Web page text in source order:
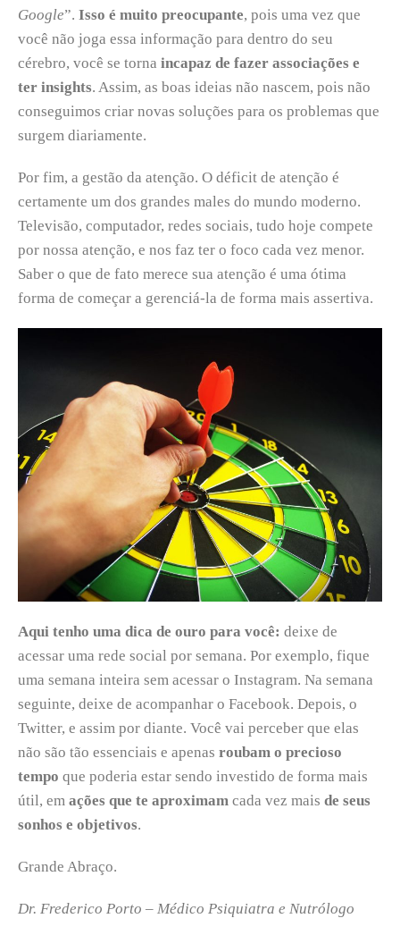
Google”. Isso é muito preocupante, pois uma vez que
você não joga essa informação para dentro do seu
cérebro, você se torna incapaz de fazer associações e
ter insights. Assim, as boas ideias não nascem, pois não
conseguimos criar novas soluções para os problemas que
surgem diariamente.
Por fim, a gestão da atenção. O déficit de atenção é
certamente um dos grandes males do mundo moderno.
Televisão, computador, redes sociais, tudo hoje compete
por nossa atenção, e nos faz ter o foco cada vez menor.
Saber o que de fato merece sua atenção é uma ótima
forma de começar a gerenciá-la de forma mais assertiva.
Aqui tenho uma dica de ouro para você: deixe de
acessar uma rede social por semana. Por exemplo, fique
uma semana inteira sem acessar o Instagram. Na semana
seguinte, deixe de acompanhar o Facebook. Depois, o
Twitter, e assim por diante. Você vai perceber que elas
não são tão essenciais e apenas roubam o precioso
tempo que poderia estar sendo investido de forma mais
útil, em ações que te aproximam cada vez mais de seus
sonhos e objetivos.
Grande Abraço.
Dr. Frederico Porto – Médico Psiquiatra e Nutrólogo